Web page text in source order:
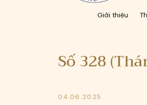
Giới thiệu
Số 328
04.06.2025